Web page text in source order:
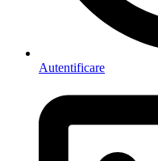
Autentificare